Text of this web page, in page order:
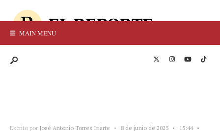
MAIN MENU
Escrito por José Antonio Torres Iriarte • 8 de junio de 2025 • 15:44 •